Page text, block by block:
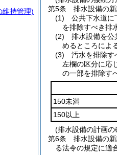
第5条
排水設備の
(1)
公共下水道に
を排除すべき排
(2)
排水設備を公
めるところによ
(3)
汚水を排除す
左欄の区分に応
の一部を排除す
150未満
150以上
(排水設備の計画の
第6条
排水設備の
る法令の規定に適
維持管理)